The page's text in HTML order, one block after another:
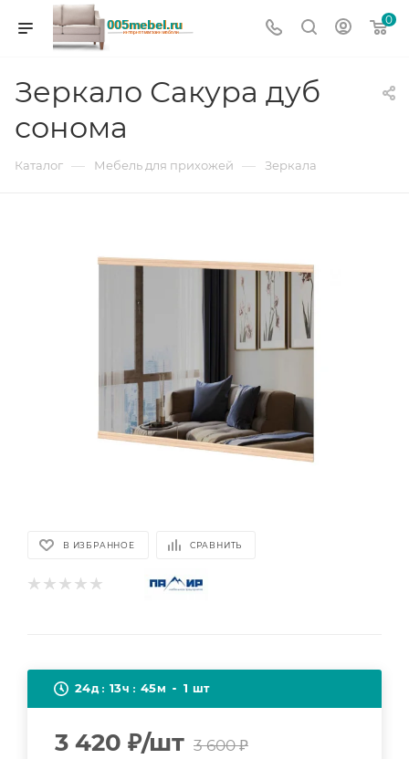
0
Зеркало Сакура дуб
сонома
Каталог — Мебель для прихожей — Зеркала
В ИЗБРАННОЕ СРАВНИТЬ
24д 13ч 45м 1 шт
3 420 ₽/шт 3 600₽